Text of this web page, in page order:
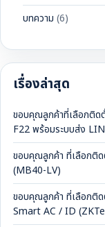
บทความ (6)
เรื่องล่าสุด
ขอบคุณลูกค้าที่เลือกติด
F22 พร้อมระบบส่ง
ขอบคุณลูกค้า ที่เลือกติ
(MB40-LV)
ขอบคุณลูกค้า ที่เลือกติด
Smart AC / ID